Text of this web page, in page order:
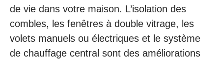
de vie dans votre maison. L’isolation des
combles, les fenêtres à double vitrage, les
volets manuels ou électriques et le système
de chauffage central sont des améliorations